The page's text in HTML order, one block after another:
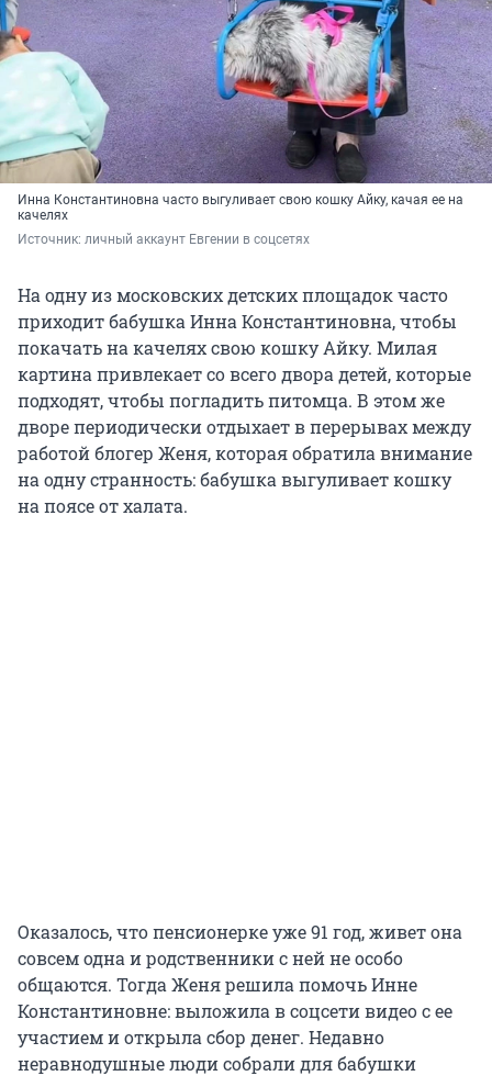
Инна Константиновна часто выгуливает свою кошку Айку, качая ее на
качелях
Источник: личный аккаунт Евгении в соцсетях
На одну из московских детских площадок часто
приходит бабушка Инна Константиновна, чтобы
покачать на качелях свою кошку Айку. Милая
картина привлекает со всего двора детей, которые
подходят, чтобы погладить питомца. В этом же
дворе периодически отдыхает в перерывах между
работой блогер Женя, которая обратила внимание
на одну странность: бабушка выгуливает кошку
на поясе от халата.
Оказалось, что пенсионерке уже 91 год, живет она
совсем одна и родственники с ней не особо
общаются. Тогда Женя решила помочь Инне
Константиновне: выложила в соцсети видео с ее
участием и открыла сбор денег. Недавно
неравнодушные люди собрали для бабушки